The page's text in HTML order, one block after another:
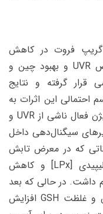
گریپ فروت در کاهش
UVR و بهبود چین و
گرفته و نتایج
این اثرات به
فعال ناشی ازUVR و
سیگنال‌دهی داخل
که در معرض تابش
[
LPx] و کاهش
داشت. در حالی که بعد
و غلظت GSH افزایش